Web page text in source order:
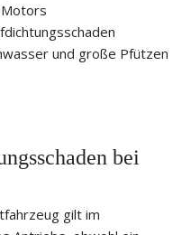
und große Pfützen
bei
gilt im